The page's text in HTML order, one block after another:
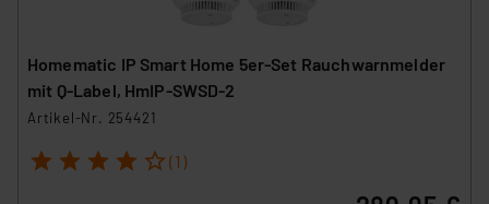
Homematic IP Smart Home 5er-Set Rauchwarnmelder
mit Q-Label, HmIP-SWSD-2
Artikel-Nr. 254421
1 2 3 4 5 (1)